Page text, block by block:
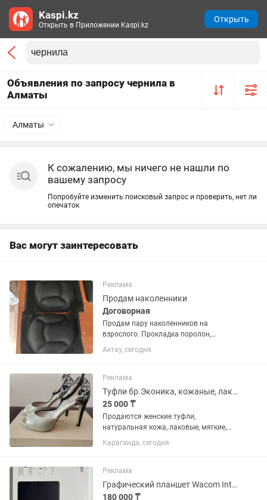
Объявления по запросу чернила в
Алматы
Алматы
К сожалению, мы ничего не нашли по
вашему запросу
Попробуйте изменить поисковый запрос и проверить, нет ли
опечаток
Вас могут заинтересовать
Реклама
Продам наколенники
Договорная
Продам пару наколенников на
взрослого. Прокладка поролон,
черного цвета.
Актау, сегодня
Реклама
Туфли бр.Эконика, кожаные, лаковые
25 000 ₸
Продаются женские туфли,
натуральная кожа, лаковые, мягкие,
цвета тауп , с перемычкой, "деленки",
задник - змеиный принт (кожа), 36
открытый нос, имеется...
Караганда, сегодня
Реклама
Графический планшет Wacom Intuos Pro PTH-860-N
180 000 ₸
Kaspi.kz
Открыть в Приложении Kaspi.kz
Открыть